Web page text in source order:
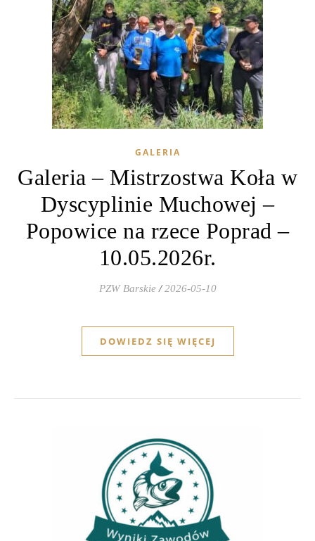
GALERIA
Galeria – Mistrzostwa Koła w
Dyscyplinie Muchowej –
Popowice na rzece Poprad –
10.05.2026r.
PZW Barskie / 2026-05-10
DOWIEDZ SIĘ WIĘCEJ